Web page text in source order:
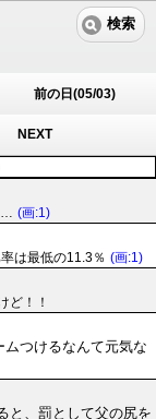
検索
前の日(05/03)
NEXT
… (画:1)
は最低の11.3％ (画:1)
ど！！
つけるなんて元気な
と、罰として父の尻を